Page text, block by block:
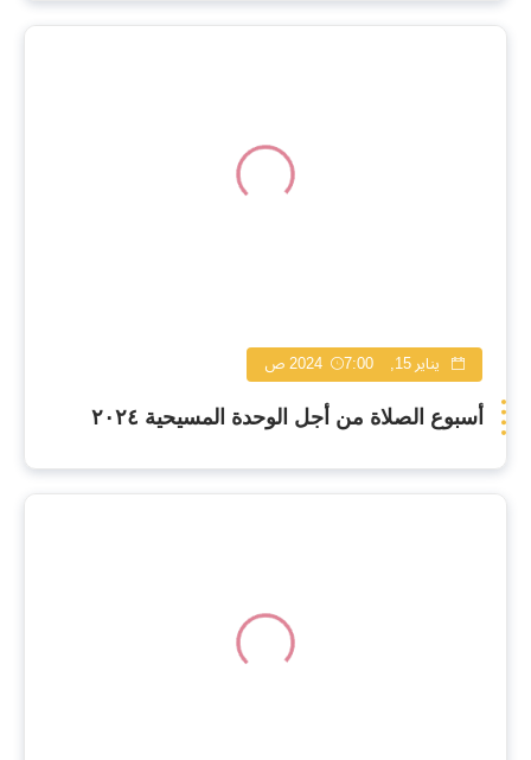
يناير 15, 2024 7:00 ص
أسبوع الصلاة من أجل الوحدة المسيحية ٢٠٢٤